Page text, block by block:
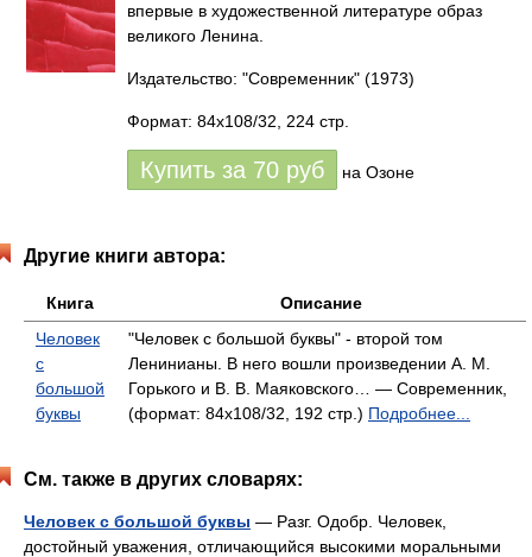
впервые в художественной литературе образ
великого Ленина.
Издательство: "Современник" (1973)
Формат: 84x108/32, 224 стр.
Купить за 70 руб на Озоне
Другие книги автора:
Книга
Описание
Человек
с
большой
буквы
"Человек с большой буквы" - второй том
Ленинианы. В него вошли произведении А. М.
Горького и В. В. Маяковского… — Современник,
(формат: 84x108/32, 192 стр.) Подробнее...
См. также в других словарях:
Человек с большой буквы — Разг. Одобр. Человек,
достойный уважения, отличающийся высокими моральными